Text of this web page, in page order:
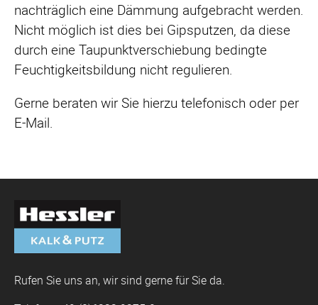
nachträglich eine Dämmung aufgebracht werden.
Nicht möglich ist dies bei Gipsputzen, da diese
durch eine Taupunktverschiebung bedingte
Feuchtigkeitsbildung nicht regulieren.
Gerne beraten wir Sie hierzu telefonisch oder per
E-Mail.
Rufen Sie uns an, wir sind gerne für Sie da.